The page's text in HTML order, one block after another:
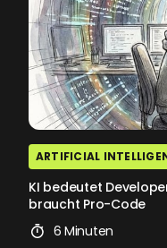
ARTIFICIAL
KI bedeutet
braucht Pro-Code
6 Minuten